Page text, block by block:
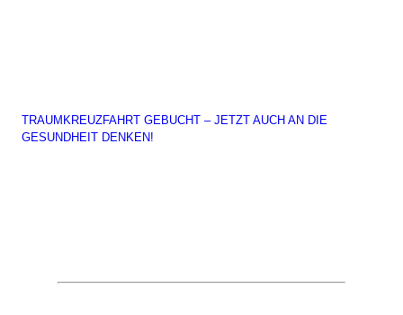
TRAUMKREUZFAHRT GEBUCHT – JETZT AUCH AN DIE
GESUNDHEIT DENKEN!